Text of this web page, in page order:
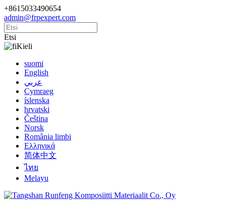
+8615033490654
admin@frpexpert.com
Etsi
Kieli
suomi
English
عربي
Cymraeg
íslenska
hrvatski
Čeština
Norsk
România limbi
Ελληνικά
简体中文
ไทย
Melayu